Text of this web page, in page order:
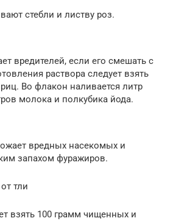
стебли и листву роз.
вредителей, если его смешать с
раствора следует взять
Во флакон наливается литр
молока и полкубика йода.
вредных насекомых и
запахом фуражиров.
тли
взять 100 грамм чищенных и